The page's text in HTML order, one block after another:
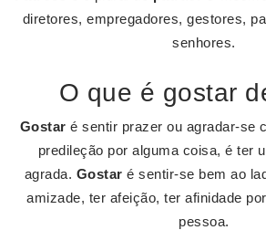
diretores, empregadores, gestores,
senhores.
O que é gostar
Gostar é sentir prazer ou agradar-se
predileção por alguma coisa, é ter
agrada. Gostar é sentir-se bem ao
amizade, ter afeição, ter afinidade
pessoa.